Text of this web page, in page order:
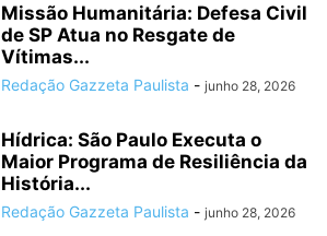
Missão Humanitária: Defesa Civil
de SP Atua no Resgate de
Vítimas...
Redação Gazzeta Paulista - junho 28, 2026
Hídrica: São Paulo Executa o
Maior Programa de Resiliência da
História...
Redação Gazzeta Paulista - junho 28, 2026